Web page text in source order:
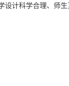
计科学合理、师